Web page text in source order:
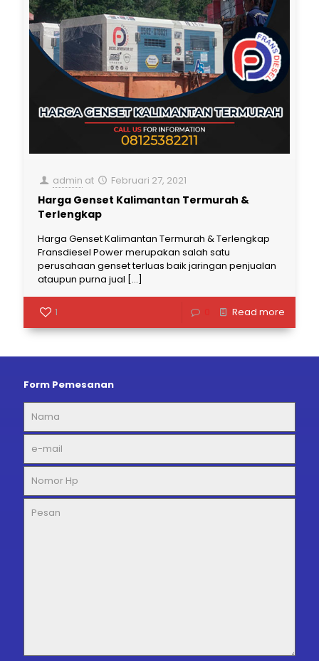
admin at Februari 27, 2021
Harga Genset Kalimantan Termurah &
Terlengkap
Harga Genset Kalimantan Termurah & Terlengkap
Fransdiesel Power merupakan salah satu
perusahaan genset terluas baik jaringan penjualan
ataupun purna jual […]
1 Read more
Form Pemesanan